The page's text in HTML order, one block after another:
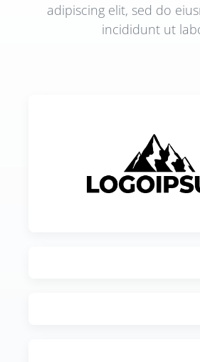
adipiscing elit, sed do
incididunt ut